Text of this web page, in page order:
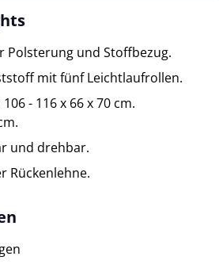
Polsterung und Stoffbezug.
mit fünf Leichtlaufrollen.
- 116 x 66 x 70 cm.
und drehbar.
Rückenlehne.